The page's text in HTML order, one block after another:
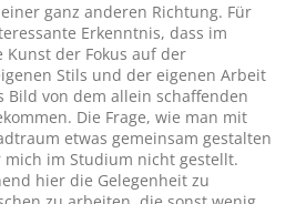
ganz anderen Richtung. Für
Erkenntnis, dass im
der Fokus auf der
Stils und der eigenen Arbeit
Bild von dem allein schaffenden
Die Frage, wie man mit
etwas gemeinsam gestalten
im Studium nicht gestellt.
hier die Gelegenheit zu